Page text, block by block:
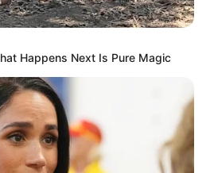
Happens Next Is Pure Magic